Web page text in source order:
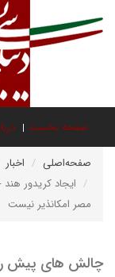
صفحه نخست
صفحه‌اصلی اخبار
ایجاد کریدور هند
مصر امکانذیر نیست
چالش های پیش